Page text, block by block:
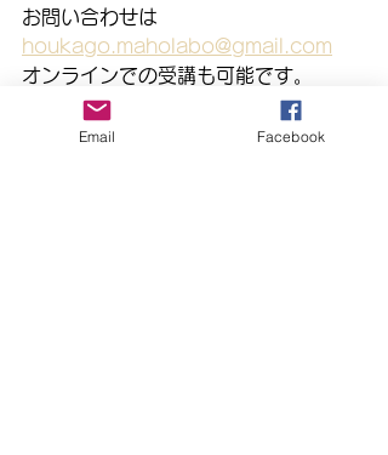
お問い合わせは
houkago.maholabo@gmail.com
オンラインでの受講も可能です。
EXPLAYGROUND
子どもの学力
親のゆとりEmail Facebook